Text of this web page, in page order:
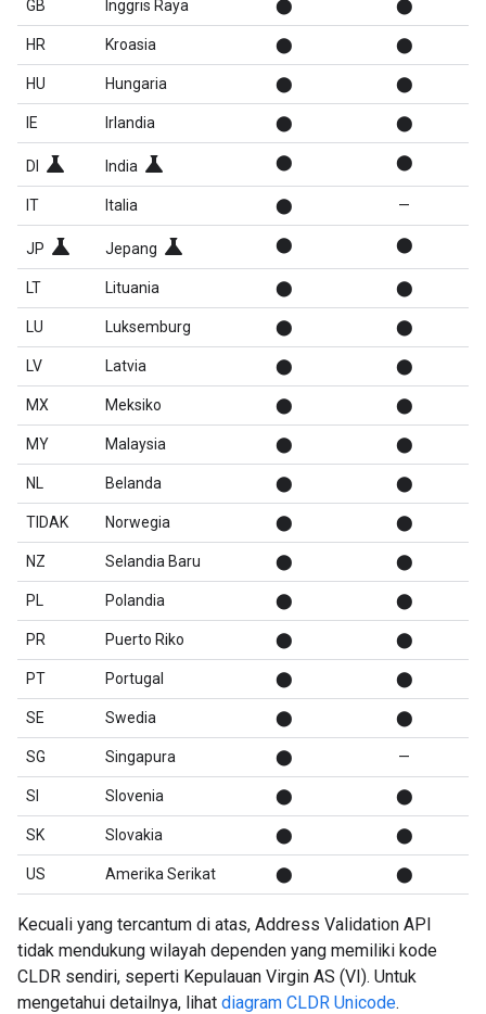
GB Inggris Raya ⬤ ⬤
HR Kroasia ⬤ ⬤
HU Hungaria ⬤ ⬤
IE Irlandia ⬤ ⬤
DI science India science ⬤ ⬤
IT Italia ⬤ —
JP science Jepang science ⬤ ⬤
LT Lituania ⬤ ⬤
LU Luksemburg ⬤ ⬤
LV Latvia ⬤ ⬤
MX Meksiko ⬤ ⬤
MY Malaysia ⬤ ⬤
NL Belanda ⬤ ⬤
TIDAK Norwegia ⬤ ⬤
NZ Selandia Baru ⬤ ⬤
PL Polandia ⬤ ⬤
PR Puerto Riko ⬤ ⬤
PT Portugal ⬤ ⬤
SE Swedia ⬤ ⬤
SG Singapura ⬤ —
SI Slovenia ⬤ ⬤
SK Slovakia ⬤ ⬤
US Amerika Serikat ⬤ ⬤
Kecuali yang tercantum di atas, Address Validation API
tidak mendukung wilayah dependen yang memiliki kode
CLDR sendiri, seperti Kepulauan Virgin AS (VI). Untuk
mengetahui detailnya, lihat diagram CLDR Unicode.